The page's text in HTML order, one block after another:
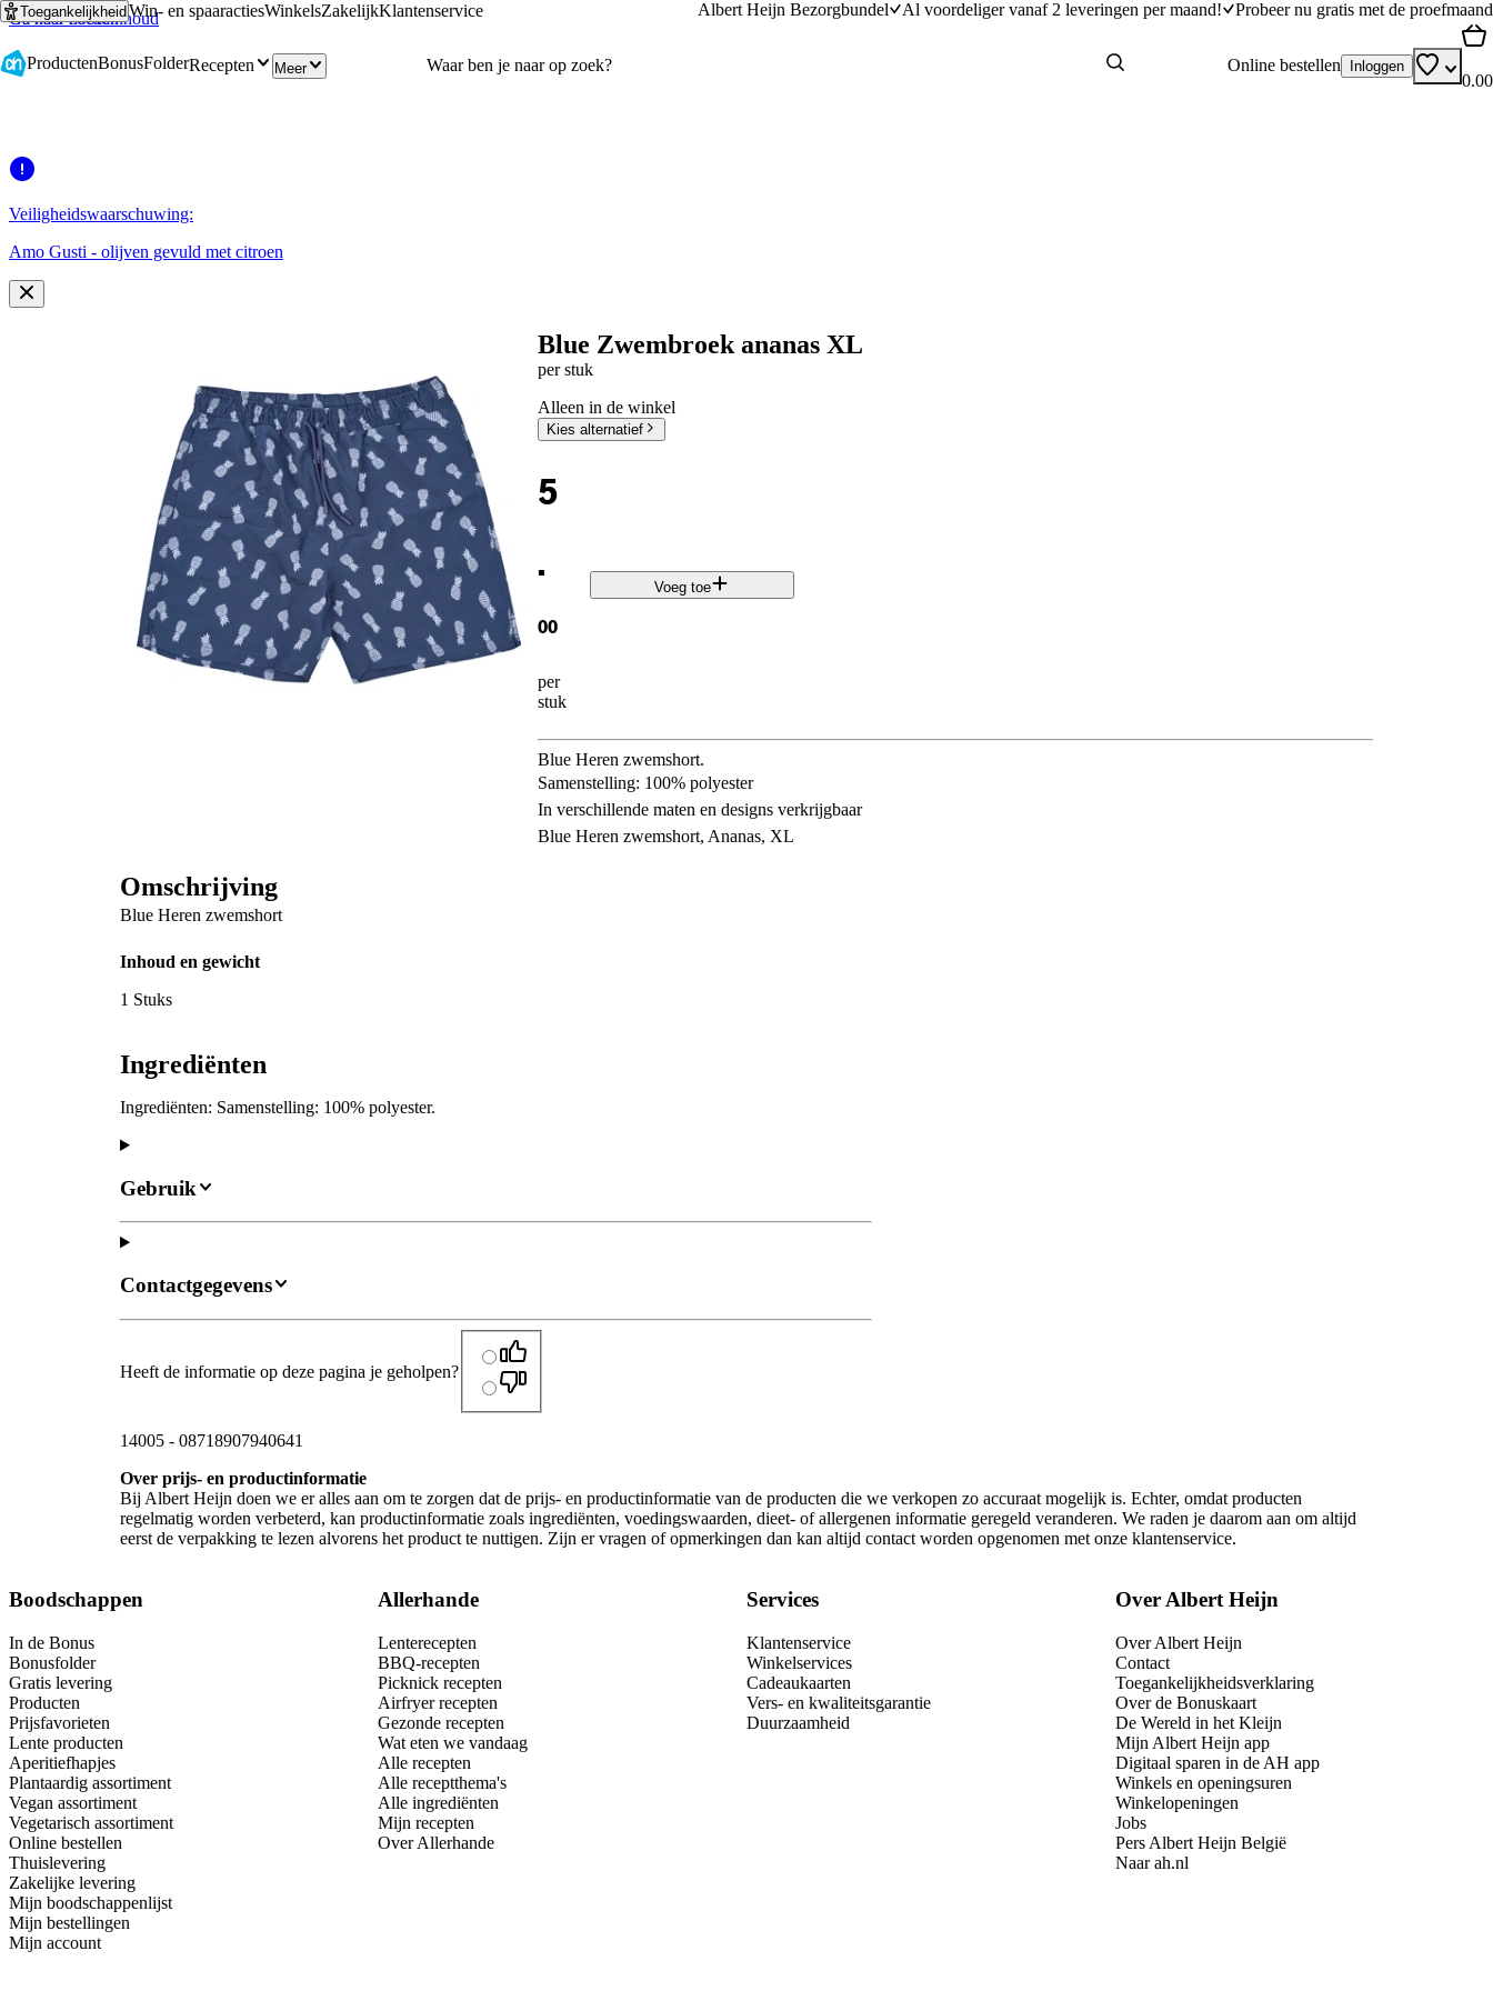
Ga naar hoofdinhoud
Ga naar zoeken
ToegankelijkheidWin- en spaaractiesWinkelsZakelijkKlantenservice Albert Heijn Bezorgbundel Al voordeliger vanaf 2 leveringen per maand! Probeer nu gratis met de proefmaand
ProductenBonusFolderRecepten Meer Online bestellen Inloggen
0.00
Veiligheidswaarschuwing:
Amo Gusti - olijven gevuld met citroen
Blue Zwembroek ananas XL
per stuk
Alleen in de winkel
Kies alternatief
5
.
00
per
stuk
Voeg toe
Blue Heren zwemshort.
Samenstelling: 100% polyester
In verschillende maten en designs verkrijgbaar
Blue Heren zwemshort, Ananas, XL
Omschrijving
Blue Heren zwemshort
Inhoud en gewicht
1 Stuks
Ingrediënten
Ingrediënten: Samenstelling: 100% polyester.
Gebruik
Contactgegevens
Heeft de informatie op deze pagina je geholpen?
14005 - 08718907940641
Over prijs- en productinformatie
Bij Albert Heijn doen we er alles aan om te zorgen dat de prijs- en productinformatie van de producten die we verkopen zo accuraat mogelijk is. Echter, omdat producten
regelmatig worden verbeterd, kan productinformatie zoals ingrediënten, voedingswaarden, dieet- of allergenen informatie geregeld veranderen. We raden je daarom aan om altijd
eerst de verpakking te lezen alvorens het product te nuttigen. Zijn er vragen of opmerkingen dan kan altijd contact worden opgenomen met onze klantenservice.
Boodschappen
In de Bonus
Bonusfolder
Gratis levering
Producten
Prijsfavorieten
Lente producten
Aperitiefhapjes
Plantaardig assortiment
Vegan assortiment
Vegetarisch assortiment
Online bestellen
Thuislevering
Zakelijke levering
Mijn boodschappenlijst
Mijn bestellingen
Mijn account
Allerhande
Lenterecepten
BBQ-recepten
Picknick recepten
Airfryer recepten
Gezonde recepten
Wat eten we vandaag
Alle recepten
Alle receptthema's
Alle ingrediënten
Mijn recepten
Over Allerhande
Services
Klantenservice
Winkelservices
Cadeaukaarten
Vers- en kwaliteitsgarantie
Duurzaamheid
Over Albert Heijn
Over Albert Heijn
Contact
Toegankelijkheidsverklaring
Over de Bonuskaart
De Wereld in het Kleijn
Mijn Albert Heijn app
Digitaal sparen in de AH app
Winkels en openingsuren
Winkelopeningen
Jobs
Pers Albert Heijn België
Naar ah.nl